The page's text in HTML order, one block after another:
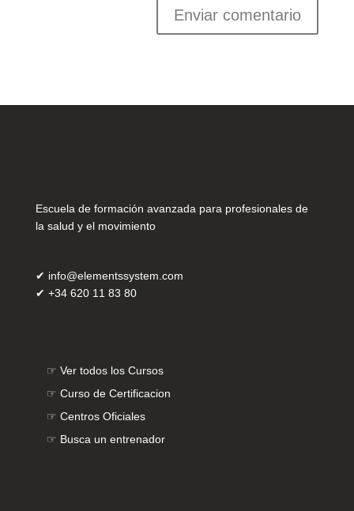
Escuela de formación avanzada para profesionales de
la salud y el movimiento
✔ info@elementssystem.com
✔ +34 620 11 83 80
☞ Ver todos los Cursos
☞ Curso de Certificacion
☞ Centros Oficiales
☞ Busca un entrenador